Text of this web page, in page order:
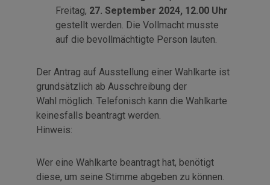
Freitag, 27. September 2024, 12.00 Uhr
gestellt werden. Die Vollmacht musste
auf die bevollmächtigte Person lauten.
Der Antrag auf Ausstellung einer Wahlkarte ist
grundsätzlich ab Ausschreibung der
Wahl möglich. Telefonisch kann die Wahlkarte
keinesfalls beantragt werden.
Hinweis:
Wer eine Wahlkarte beantragt hat, benötigt
diese, um seine Stimme abgeben zu können.